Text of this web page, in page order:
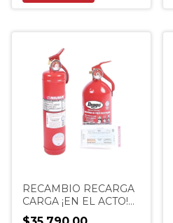
RECAMBIO RECARGA
CARGA ¡EN EL ACTO!
MATAFUEGO AUTO